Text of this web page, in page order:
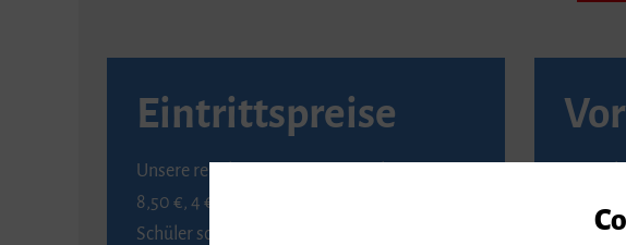
Eintrittspreise
Unsere regulären Eintrittspreise betragen
8,50 €, 4 € ermäßigt für Schülerinnen und
Schüler sowie Studierende gegen Vorlage